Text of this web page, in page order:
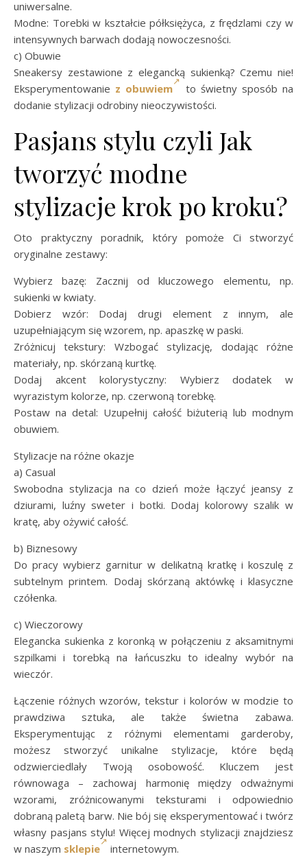
uniwersalne.
Modne: Torebki w kształcie półksiężyca, z frędzlami czy w
intensywnych barwach dodają nowoczesności.
c) Obuwie
Sneakersy zestawione z elegancką sukienką? Czemu nie!
Eksperymentowanie z obuwiem
to świetny sposób na
dodanie stylizacji odrobiny nieoczywistości.
Pasjans stylu czyli Jak
tworzyć modne
stylizacje krok po kroku?
Oto praktyczny poradnik, który pomoże Ci stworzyć
oryginalne zestawy:
Wybierz bazę: Zacznij od kluczowego elementu, np.
sukienki w kwiaty.
Dobierz wzór: Dodaj drugi element z innym, ale
uzupełniającym się wzorem, np. apaszkę w paski.
Zróżnicuj tekstury: Wzbogać stylizację, dodając różne
materiały, np. skórzaną kurtkę.
Dodaj akcent kolorystyczny: Wybierz dodatek w
wyrazistym kolorze, np. czerwoną torebkę.
Postaw na detal: Uzupełnij całość biżuterią lub modnym
obuwiem.
Stylizacje na różne okazje
a) Casual
Swobodna stylizacja na co dzień może łączyć jeansy z
dziurami, luźny sweter i botki. Dodaj kolorowy szalik w
kratę, aby ożywić całość.
b) Biznesowy
Do pracy wybierz garnitur w delikatną kratkę i koszulę z
subtelnym printem. Dodaj skórzaną aktówkę i klasyczne
czółenka.
c) Wieczorowy
Elegancka sukienka z koronką w połączeniu z aksamitnymi
szpilkami i torebką na łańcuszku to idealny wybór na
wieczór.
Łączenie różnych wzorów, tekstur i kolorów w modzie to
prawdziwa sztuka, ale także świetna zabawa.
Eksperymentując z różnymi elementami garderoby,
możesz stworzyć unikalne stylizacje, które będą
odzwierciedlały Twoją osobowość. Kluczem jest
równowaga – zachowaj harmonię między odważnymi
wzorami, zróżnicowanymi teksturami i odpowiednio
dobraną paletą barw. Nie bój się eksperymentować i twórz
własny pasjans stylu! Więcej modnych stylizacji znajdziesz
w naszym sklepie internetowym.